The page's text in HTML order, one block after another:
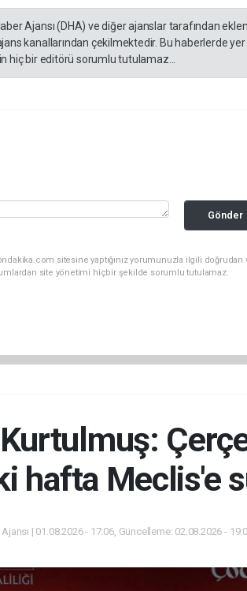
Ajansı (DHA) ve diğer ajanslar tarafından
kanallarından çekilmektedir. Bu haberlerde yer
hiç bir editörü sorumlu tutulamaz...
Gönder
sitesine yaptığınız yorumunuzla ilgili doğrudan
site yönetimi hiçbir şekilde sorumlu tutulamaz.
hafta Meclis'e
| 01.08.2026 - 17:06, Güncelleme: 02.08.2026 -